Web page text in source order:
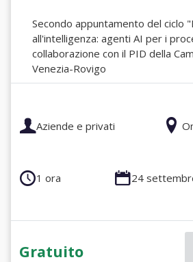
Secondo appuntamento del ciclo
all'intelligenza: agenti AI per i
collaborazione con il PID della
Venezia-Rovigo
Aziende e privati
1 ora 24
Gratuito